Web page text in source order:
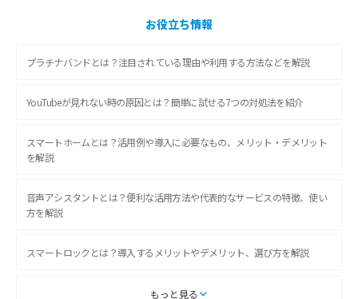
お役立ち情報
プラチナバンドとは？注目されている理由や利用する方法などを解説
YouTubeが見れない時の原因とは？簡単に試せる7つの対処法を紹介
スマートホームとは？活用例や導入に必要なもの、メリット・デメリット
を解説
音声アシスタントとは？便利な活用方法や代表的なサービスの特徴、使い
方を解説
スマートロックとは？導入するメリットやデメリット、選び方を解説
スマートテレビとは？特徴や選び方、使い方をわかりやすく解説
もっと見る